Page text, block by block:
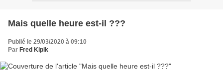
Mais quelle heure est-il ???
Publié le 29/03/2020 à 09:10
Par Fred Kipik